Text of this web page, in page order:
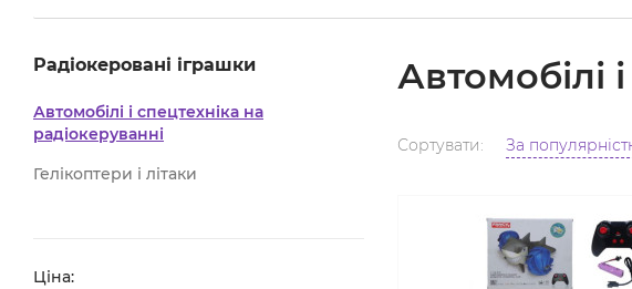
Радіокеровані іграшки
Автомобілі і спецтехніка на
радіокеруванні
Гелікоптери і літаки
Ціна:
Автомобілі
Сортувати: За